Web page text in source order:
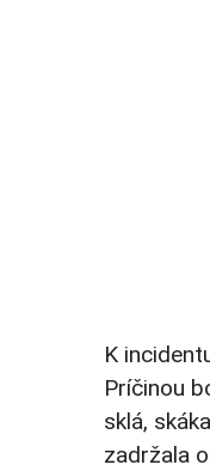
K
Príčinou
sklá,
zadržala